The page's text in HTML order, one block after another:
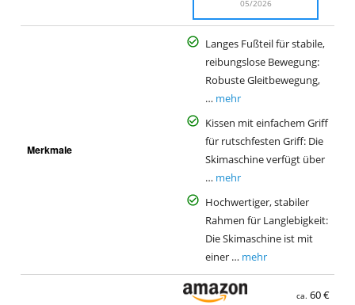
05/2026
Merkmale
Langes Fußteil für stabile,
reibungslose Bewegung:
Robuste Gleitbewegung,
… mehr
Kissen mit einfachem Griff
für rutschfesten Griff: Die
Skimaschine verfügt über
… mehr
Hochwertiger, stabiler
Rahmen für Langlebigkeit:
Die Skimaschine ist mit
einer … mehr
ca. 60 €